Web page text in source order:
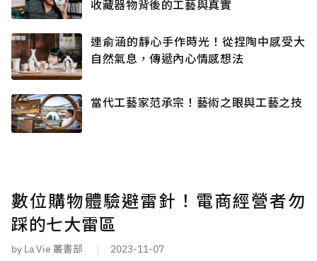
收藏器物背後的工藝與真實
連俞涵的靜心手作時光！從捏陶中感受大
自然氣息，傳遞內心情感想法
當代工藝家范承宗！藝術之眼與工藝之技
數位購物體驗避雷針！電商經營者勿
踩的七大雷區
by La Vie 叢書部 2023-11-07